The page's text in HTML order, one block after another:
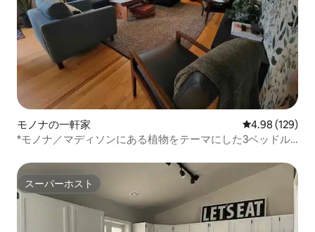
モノナの一軒家 レビュー129
4.98 (129)
*モノナ／マディソンにある植物をテーマにした3ベッドル
スーパーホスト
スーパーホスト